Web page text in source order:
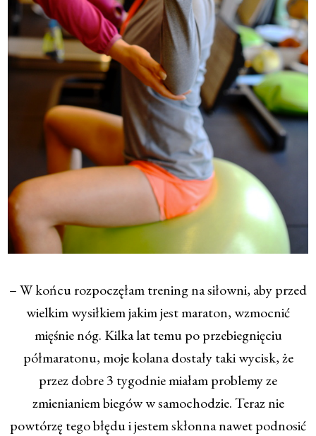
– W końcu rozpoczęłam trening na siłowni, aby przed
wielkim wysiłkiem jakim jest maraton, wzmocnić
mięśnie nóg. Kilka lat temu po przebiegnięciu
półmaratonu, moje kolana dostały taki wycisk, że
przez dobre 3 tygodnie miałam problemy ze
zmienianiem biegów w samochodzie. Teraz nie
powtórzę tego błędu i jestem skłonna nawet podnosić